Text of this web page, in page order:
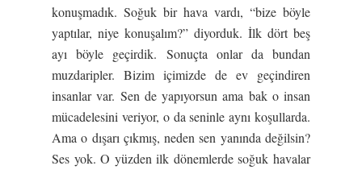
konuşmadık. Soğuk bir hava vardı, “bize böyle
yaptılar, niye konuşalım?” diyorduk. İlk dört beş
ayı böyle geçirdik. Sonuçta onlar da bundan
muzdaripler. Bizim içimizde de ev geçindiren
insanlar var. Sen de yapıyorsun ama bak o insan
mücadelesini veriyor, o da seninle aynı koşullarda.
Ama o dışarı çıkmış, neden sen yanında değilsin?
Ses yok. O yüzden ilk dönemlerde soğuk havalar